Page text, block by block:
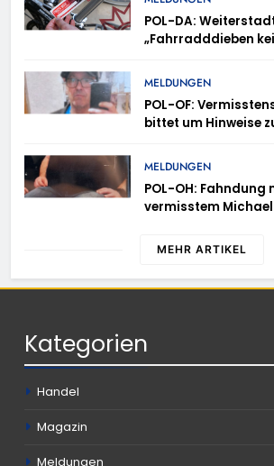
POL-DA:
„Fahrradddieben
Anmeldung
MELDUNGEN
POL-OF:
bittet um Hinweise
MELDUNGEN
POL-OH: Fahndung
vermisstem Michael
MEHR ARTIKEL
Kategorien
Handel
Magazin
Meldungen